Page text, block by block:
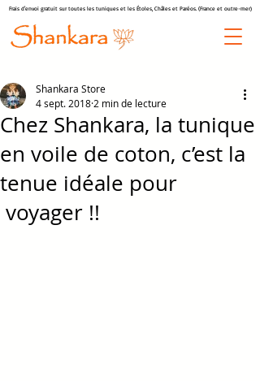
Frais d'envoi gratuit sur toutes les tuniques et les Étoles, Châles et Paréos. (France et outre-mer)
Chez Shankara, la tunique
en voile de coton, c’est la
tenue idéale pour
voyager !!
Shankara Store
4 sept. 2018 2 min de lecture